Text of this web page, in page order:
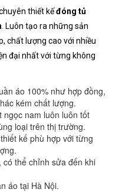
thiết kếđóng tủ
. Luôn tạo ra những sản
chất lượng cao với nhiều
đại nhất với từng không
áo 100% như hợp đồng,
kém chất lượng.
nam luôn luôn tốt
loại trên thị trường.
kế phù hợp với từng
thể chỉnh sửa đến khi
áo tại Hà Nội.